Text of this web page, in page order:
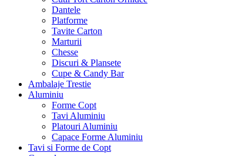
Dantele
Platforme
Tavite Carton
Marturii
Chesse
Discuri & Plansete
Cupe & Candy Bar
Ambalaje Trestie
Aluminiu
Forme Copt
Tavi Aluminiu
Platouri Aluminiu
Capace Forme Aluminiu
Tavi si Forme de Copt